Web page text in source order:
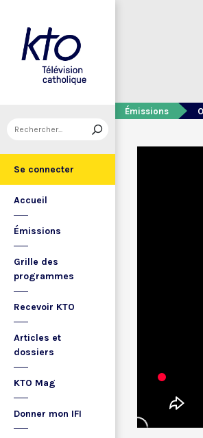
Se connecter
Accueil
Émissions
Grille des
programmes
Recevoir KTO
Articles et
dossiers
KTO Mag
Donner mon IFI
Émissions